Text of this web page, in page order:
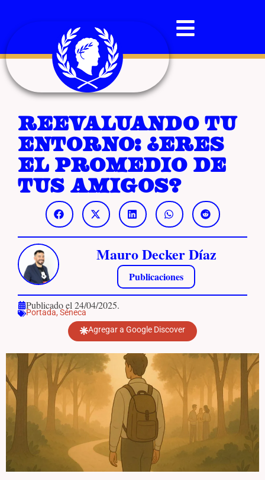
Reevaluando tu
entorno: ¿eres
el promedio de
tus amigos?
Mauro Decker Díaz
Publicaciones
Publicado el 24/04/2025.
Portada, Séneca
Agregar a Google Discover